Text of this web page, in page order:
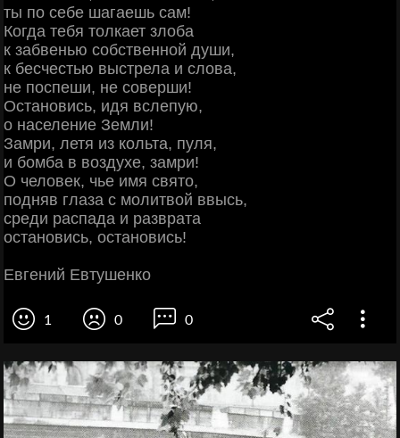
ты по себе шагаешь сам!
Когда тебя толкает злоба
к забвенью собственной души,
к бесчестью выстрела и слова,
не поспеши, не соверши!
Остановись, идя вслепую,
о население Земли!
Замри, летя из кольта, пуля,
и бомба в воздухе, замри!
О человек, чье имя свято,
подняв глаза с молитвой ввысь,
среди распада и разврата
остановись, остановись!
Евгений Евтушенко
1 0 0